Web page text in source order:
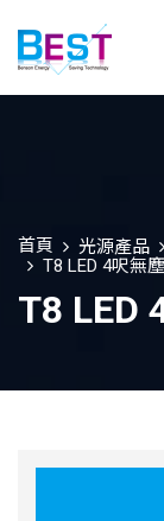
首頁 光源產品
T8 LED 4呎無
T8 LED